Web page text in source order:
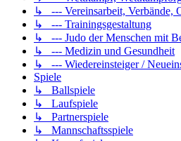
↳ --- Vereinsarbeit, Verbände,
↳ --- Trainingsgestaltung
↳ --- Judo der Menschen mit
↳ --- Medizin und Gesundheit
↳ --- Wiedereinsteiger /
Spiele
↳ Ballspiele
↳ Laufspiele
↳ Partnerspiele
↳ Mannschaftsspiele